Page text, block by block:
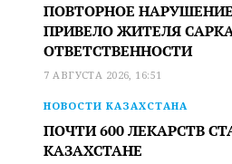
ПОВТОРНОЕ
ПРИВЕЛО ЖИТЕЛЯ
ОТВЕТСТВЕННОСТИ
7 АВГУСТА 2026, 16:51
НОВОСТИ КАЗАХСТАНА
ПОЧТИ 600 ЛЕКАРСТВ
КАЗАХСТАНЕ